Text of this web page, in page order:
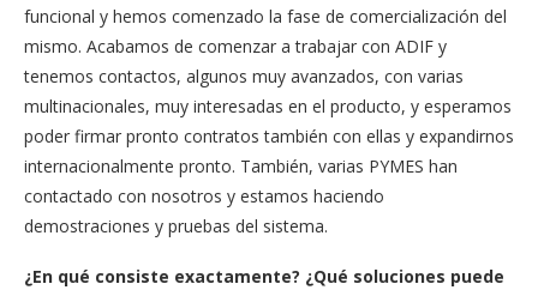
funcional y hemos comenzado la fase de comercialización del
mismo. Acabamos de comenzar a trabajar con ADIF y
tenemos contactos, algunos muy avanzados, con varias
multinacionales, muy interesadas en el producto, y esperamos
poder firmar pronto contratos también con ellas y expandirnos
internacionalmente pronto. También, varias PYMES han
contactado con nosotros y estamos haciendo
demostraciones y pruebas del sistema.
¿En qué consiste exactamente? ¿Qué soluciones puede